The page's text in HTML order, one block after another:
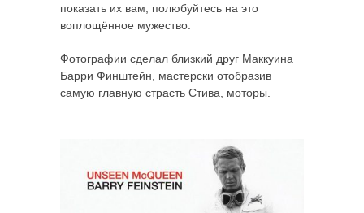
показать их вам, полюбуйтесь на это
воплощённое мужество.
Фотографии сделал близкий друг Маккуина
Барри Финштейн, мастерски отобразив
самую главную страсть Стива, моторы.